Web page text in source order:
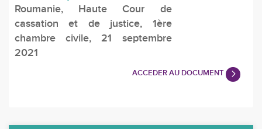
ACCEDER AU DOCUMENT
Roumanie, Haute Cour de
cassation et de justice, 1ère
chambre civile, 21 septembre
2021